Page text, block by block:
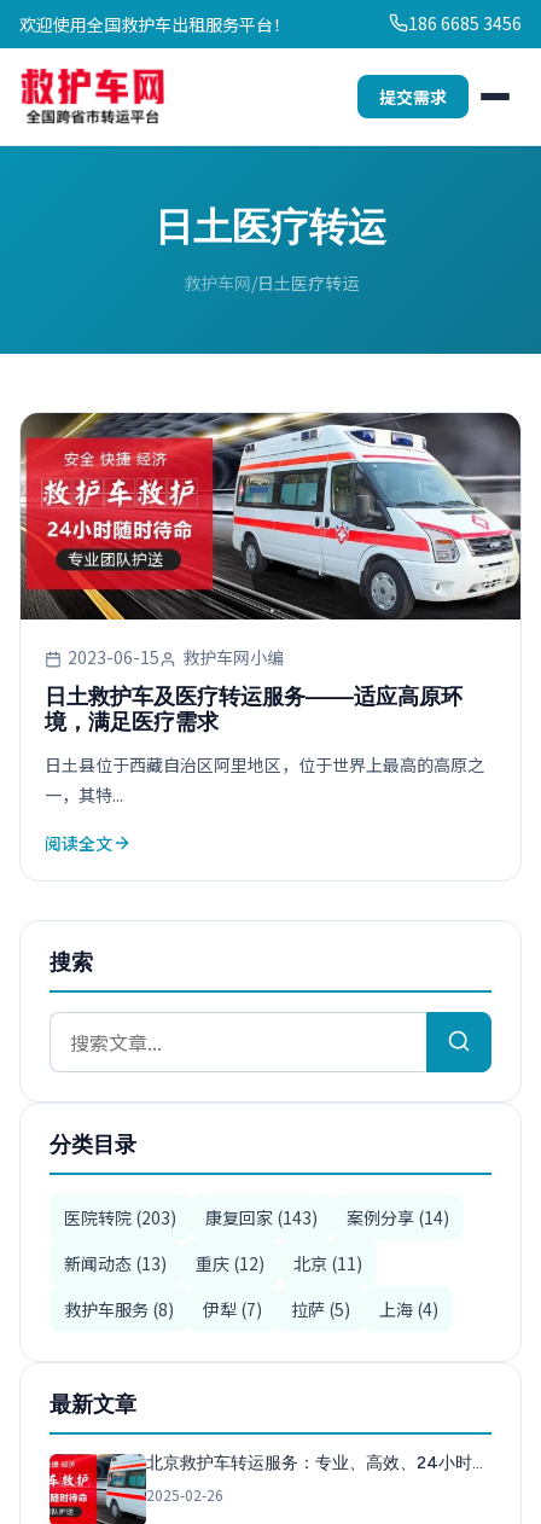
欢迎使用全国救护车出租服务平台！ 186 6685 3456
提交需求
日土医疗转运
救护车网 日土医疗转运
2023-06-15 救护车网小编
日土救护车及医疗转运服务——适应高原环
境，满足医疗需求
日土县位于西藏自治区阿里地区，位于世界上最高的高原之
一，其特...
阅读全文
搜索
分类目录
医院转院 (203) 康复回家 (143)
案例分享 (14)
新闻动态 (13)
重庆 (12)
北京 (11)
救护车服务 (8)
伊犁 (7) 拉萨 (5) 上海 (4)
最新文章
北京救护车转运服务：专业、高效、24小时…
2025-02-26